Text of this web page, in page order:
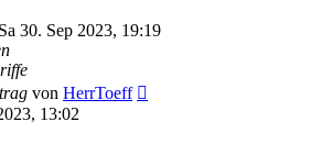
30. Sep 2023, 19:19
von HerrToeff
13:02